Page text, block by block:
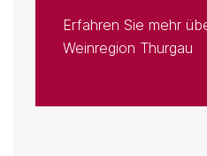
Erfahren Sie mehr
Weinregion Thurgau